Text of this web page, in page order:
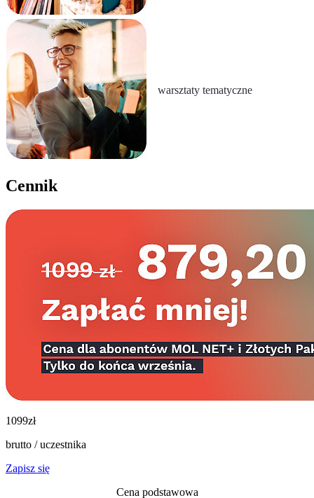
warsztaty tematyczne
Cennik
1099zł
brutto / uczestnika
Zapisz się
Cena podstawowa